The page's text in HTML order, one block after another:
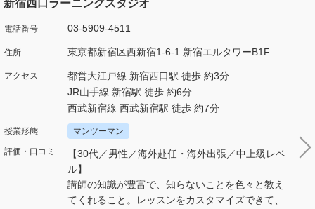
新宿西口ラーニングスタジオ
03-5909-4511
東京都新宿区西新宿1-6-1 新宿エルタワーB1F
都営大江戸線 新宿西口駅 徒歩 約3分
JR山手線 新宿駅 徒歩 約6分
西武新宿線 西武新宿駅 徒歩 約7分
マンツーマン
【30代／男性／海外赴任・海外出張／中上級レベ
ル】
講師の知識が豊富で、知らないことを色々と教え
てくれること。レッスンをカスタマイズできて、